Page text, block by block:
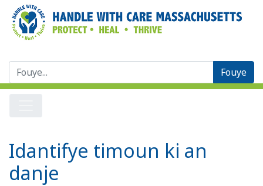
Chèche:
Idantifye timoun ki an
danje